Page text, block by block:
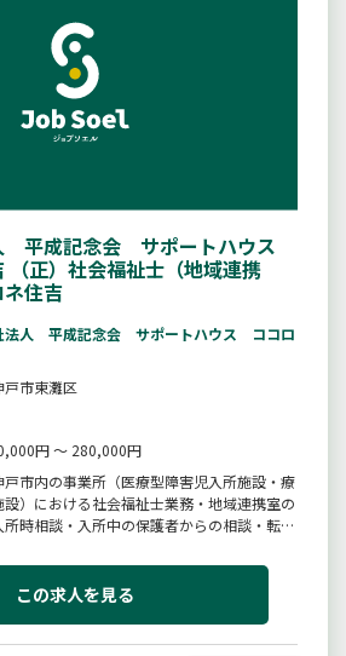
平成記念会 サポートハウス
（正）社会福祉士（地域連携
住吉
法人 平成記念会 サポートハウス ココロ
市東灘区
円 ～ 280,000円
戸市内の事業所（医療型障害児入所施設・療
設）における社会福祉士業務・地域連携室の
所時相談・入所中の保護者からの相談・転院
の定める業務
この求人を見る